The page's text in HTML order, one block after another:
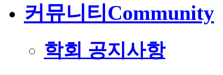
커뮤니티 Community
학회 공지사항